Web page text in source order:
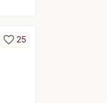
favorite_border 25